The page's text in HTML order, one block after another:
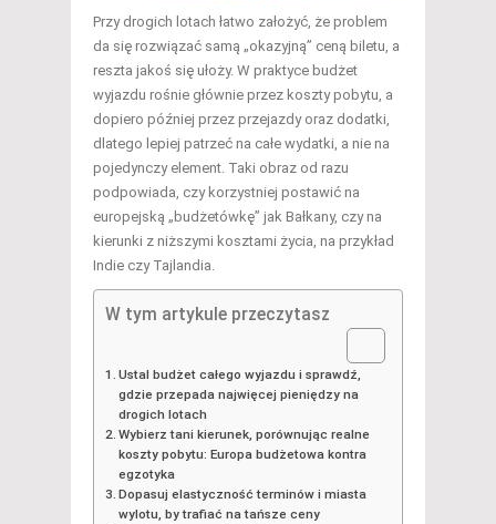
Przy drogich lotach łatwo założyć, że problem
da się rozwiązać samą „okazyjną” ceną biletu, a
reszta jakoś się ułoży. W praktyce budżet
wyjazdu rośnie głównie przez koszty pobytu, a
dopiero później przez przejazdy oraz dodatki,
dlatego lepiej patrzeć na całe wydatki, a nie na
pojedynczy element. Taki obraz od razu
podpowiada, czy korzystniej postawić na
europejską „budżetówkę” jak Bałkany, czy na
kierunki z niższymi kosztami życia, na przykład
Indie czy Tajlandia.
W tym artykule przeczytasz
Ustal budżet całego wyjazdu i sprawdź,
gdzie przepada najwięcej pieniędzy na
drogich lotach
Wybierz tani kierunek, porównując realne
koszty pobytu: Europa budżetowa kontra
egzotyka
Dopasuj elastyczność terminów i miasta
wylotu, by trafiać na tańsze ceny